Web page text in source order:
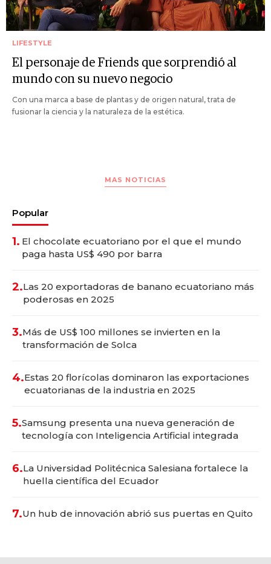
LIFESTYLE
El personaje de Friends que sorprendió al
mundo con su nuevo negocio
Con una marca a base de plantas y de origen natural, trata de
fusionar la ciencia y la naturaleza de la estética.
MAS NOTICIAS
Popular
1. El chocolate ecuatoriano por el que el mundo
paga hasta US$ 490 por barra
2.Las 20 exportadoras de banano ecuatoriano más
poderosas en 2025
3.Más de US$ 100 millones se invierten en la
transformación de Solca
4.Estas 20 florícolas dominaron las exportaciones
ecuatorianas de la industria en 2025
5.Samsung presenta una nueva generación de
tecnología con Inteligencia Artificial integrada
6.La Universidad Politécnica Salesiana fortalece la
huella científica del Ecuador
7.Un hub de innovación abrió sus puertas en Quito